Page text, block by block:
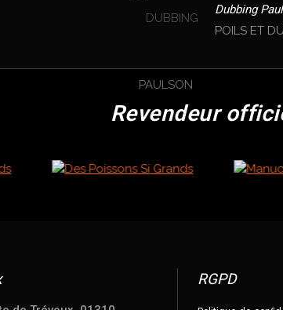
Dubbing
POILS ET
Revendeur
RGPD